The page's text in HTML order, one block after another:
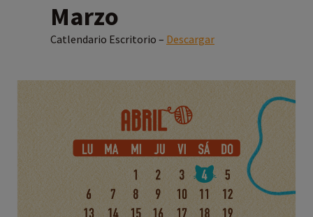
Marzo
Catlendario Escritorio – Descargar